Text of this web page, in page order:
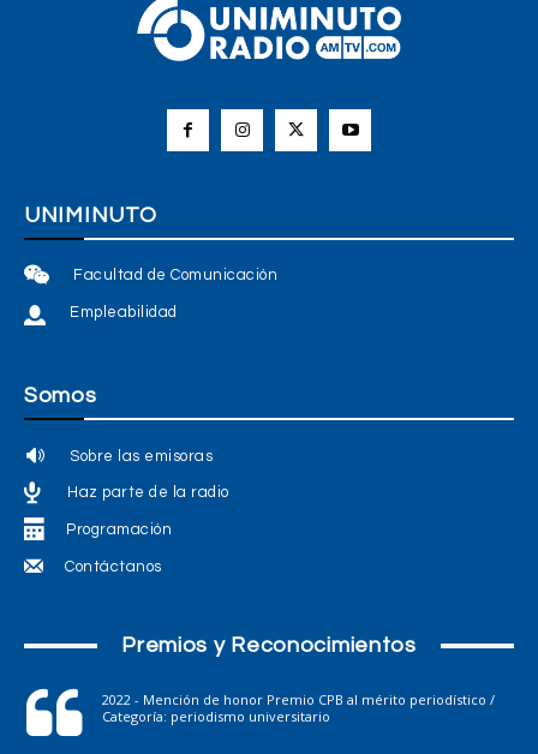
UNIMINUTO
Facultad de Comunicación
Empleabilidad
Somos
Sobre las emisoras
Haz parte de la radio
Programación
Contáctanos
Premios y Reconocimientos
2022 - Mención de honor Premio CPB al mérito periodístico /
Categoría: periodismo universitario